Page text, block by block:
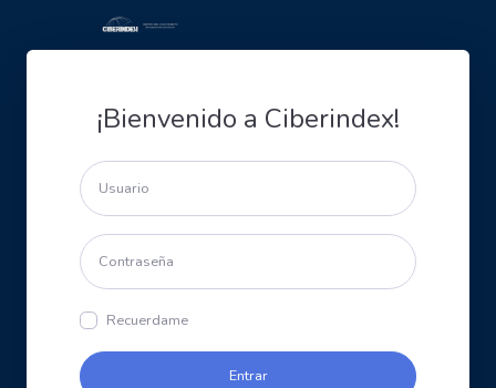
¡Bienvenido a Ciberindex!
Recuerdame